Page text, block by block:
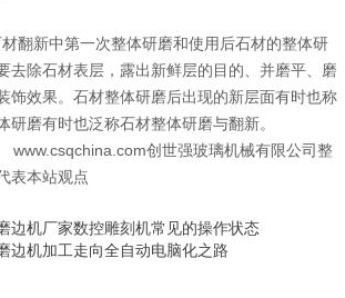
翻新中第一次整体研磨和使用后石材的整体研
去除石材表层，露出新鲜层的目的、并磨平、磨
饰效果。石材整体研磨后出现的新层面有时也称
研磨有时也泛称石材整体研磨与翻新。
创世强玻璃机械有限公司整
表本站观点
边机厂家数控雕刻机常见的操作状态
边机加工走向全自动电脑化之路